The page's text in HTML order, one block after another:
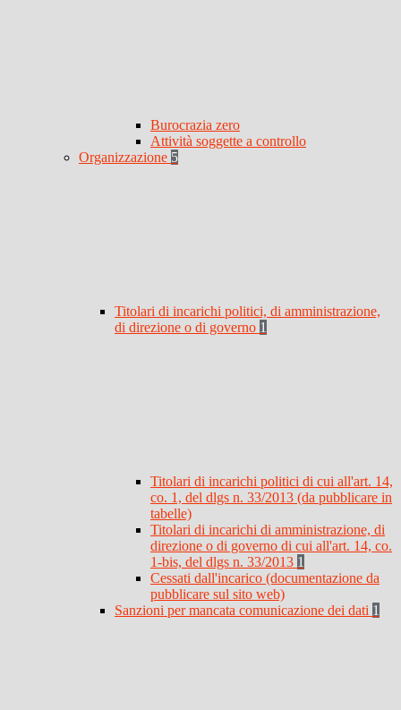
Burocrazia zero
Attività soggette a controllo
Organizzazione 5
Titolari di incarichi politici, di amministrazione,
di direzione o di governo 1
Titolari di incarichi politici di cui all'art. 14,
co. 1, del dlgs n. 33/2013 (da pubblicare in
tabelle)
Titolari di incarichi di amministrazione, di
direzione o di governo di cui all'art. 14, co.
1-bis, del dlgs n. 33/2013 1
Cessati dall'incarico (documentazione da
pubblicare sul sito web)
Sanzioni per mancata comunicazione dei dati 1